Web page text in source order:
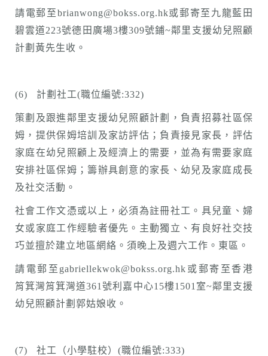
請電郵至brianwong@bokss.org.hk或郵寄至九龍藍田
碧雲道223號德田廣場3樓309號鋪~鄰里支援幼兒照顧
計劃黃先生收。
(6) 計劃社工(職位編號:332)
策劃及跟進鄰里支援幼兒照顧計劃，負責招募社區保
姆，提供保姆培訓及家訪評估；負責接見家長，評估
家庭在幼兒照顧上及經濟上的需要，並為有需要家庭
安排社區保姆；籌辦具創意的家長、幼兒及家庭成長
及社交活動。
社會工作文憑或以上，必須為註冊社工。具兒童、婦
女或家庭工作經驗者優先。主動獨立、有良好社交技
巧並擅於建立地區網絡。須晚上及週六工作。東區。
請電郵至gabriellekwok@bokss.org.hk或郵寄至香港
筲箕灣筲箕灣道361號利嘉中心15樓1501室~鄰里支援
幼兒照顧計劃郭姑娘收。
(7) 社工（小學駐校）(職位編號:333)